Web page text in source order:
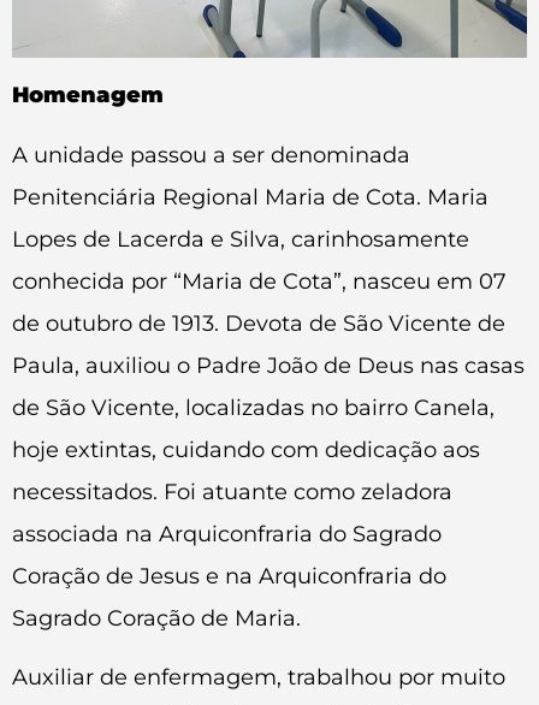
Homenagem
A unidade passou a ser denominada
Penitenciária Regional Maria de Cota. Maria
Lopes de Lacerda e Silva, carinhosamente
conhecida por “Maria de Cota”, nasceu em 07
de outubro de 1913. Devota de São Vicente de
Paula, auxiliou o Padre João de Deus nas casas
de São Vicente, localizadas no bairro Canela,
hoje extintas, cuidando com dedicação aos
necessitados. Foi atuante como zeladora
associada na Arquiconfraria do Sagrado
Coração de Jesus e na Arquiconfraria do
Sagrado Coração de Maria.
Auxiliar de enfermagem, trabalhou por muito